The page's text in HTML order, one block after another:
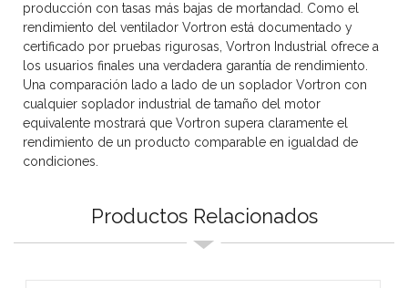
producción con tasas más bajas de mortandad. Como el
rendimiento del ventilador Vortron está documentado y
certificado por pruebas rigurosas, Vortron Industrial ofrece a
los usuarios finales una verdadera garantía de rendimiento.
Una comparación lado a lado de un soplador Vortron con
cualquier soplador industrial de tamaño del motor
equivalente mostrará que Vortron supera claramente el
rendimiento de un producto comparable en igualdad de
condiciones.
Productos Relacionados